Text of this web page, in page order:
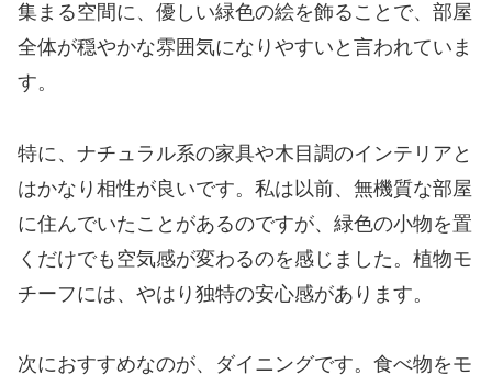
集まる空間に、優しい緑色の絵を飾ることで、部屋
全体が穏やかな雰囲気になりやすいと言われていま
す。
特に、ナチュラル系の家具や木目調のインテリアと
はかなり相性が良いです。私は以前、無機質な部屋
に住んでいたことがあるのですが、緑色の小物を置
くだけでも空気感が変わるのを感じました。植物モ
チーフには、やはり独特の安心感があります。
次におすすめなのが、ダイニングです。食べ物をモ